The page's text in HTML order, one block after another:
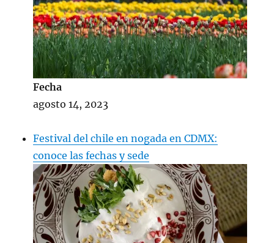
Fecha
agosto 14, 2023
Festival del chile en nogada en CDMX:
conoce las fechas y sede